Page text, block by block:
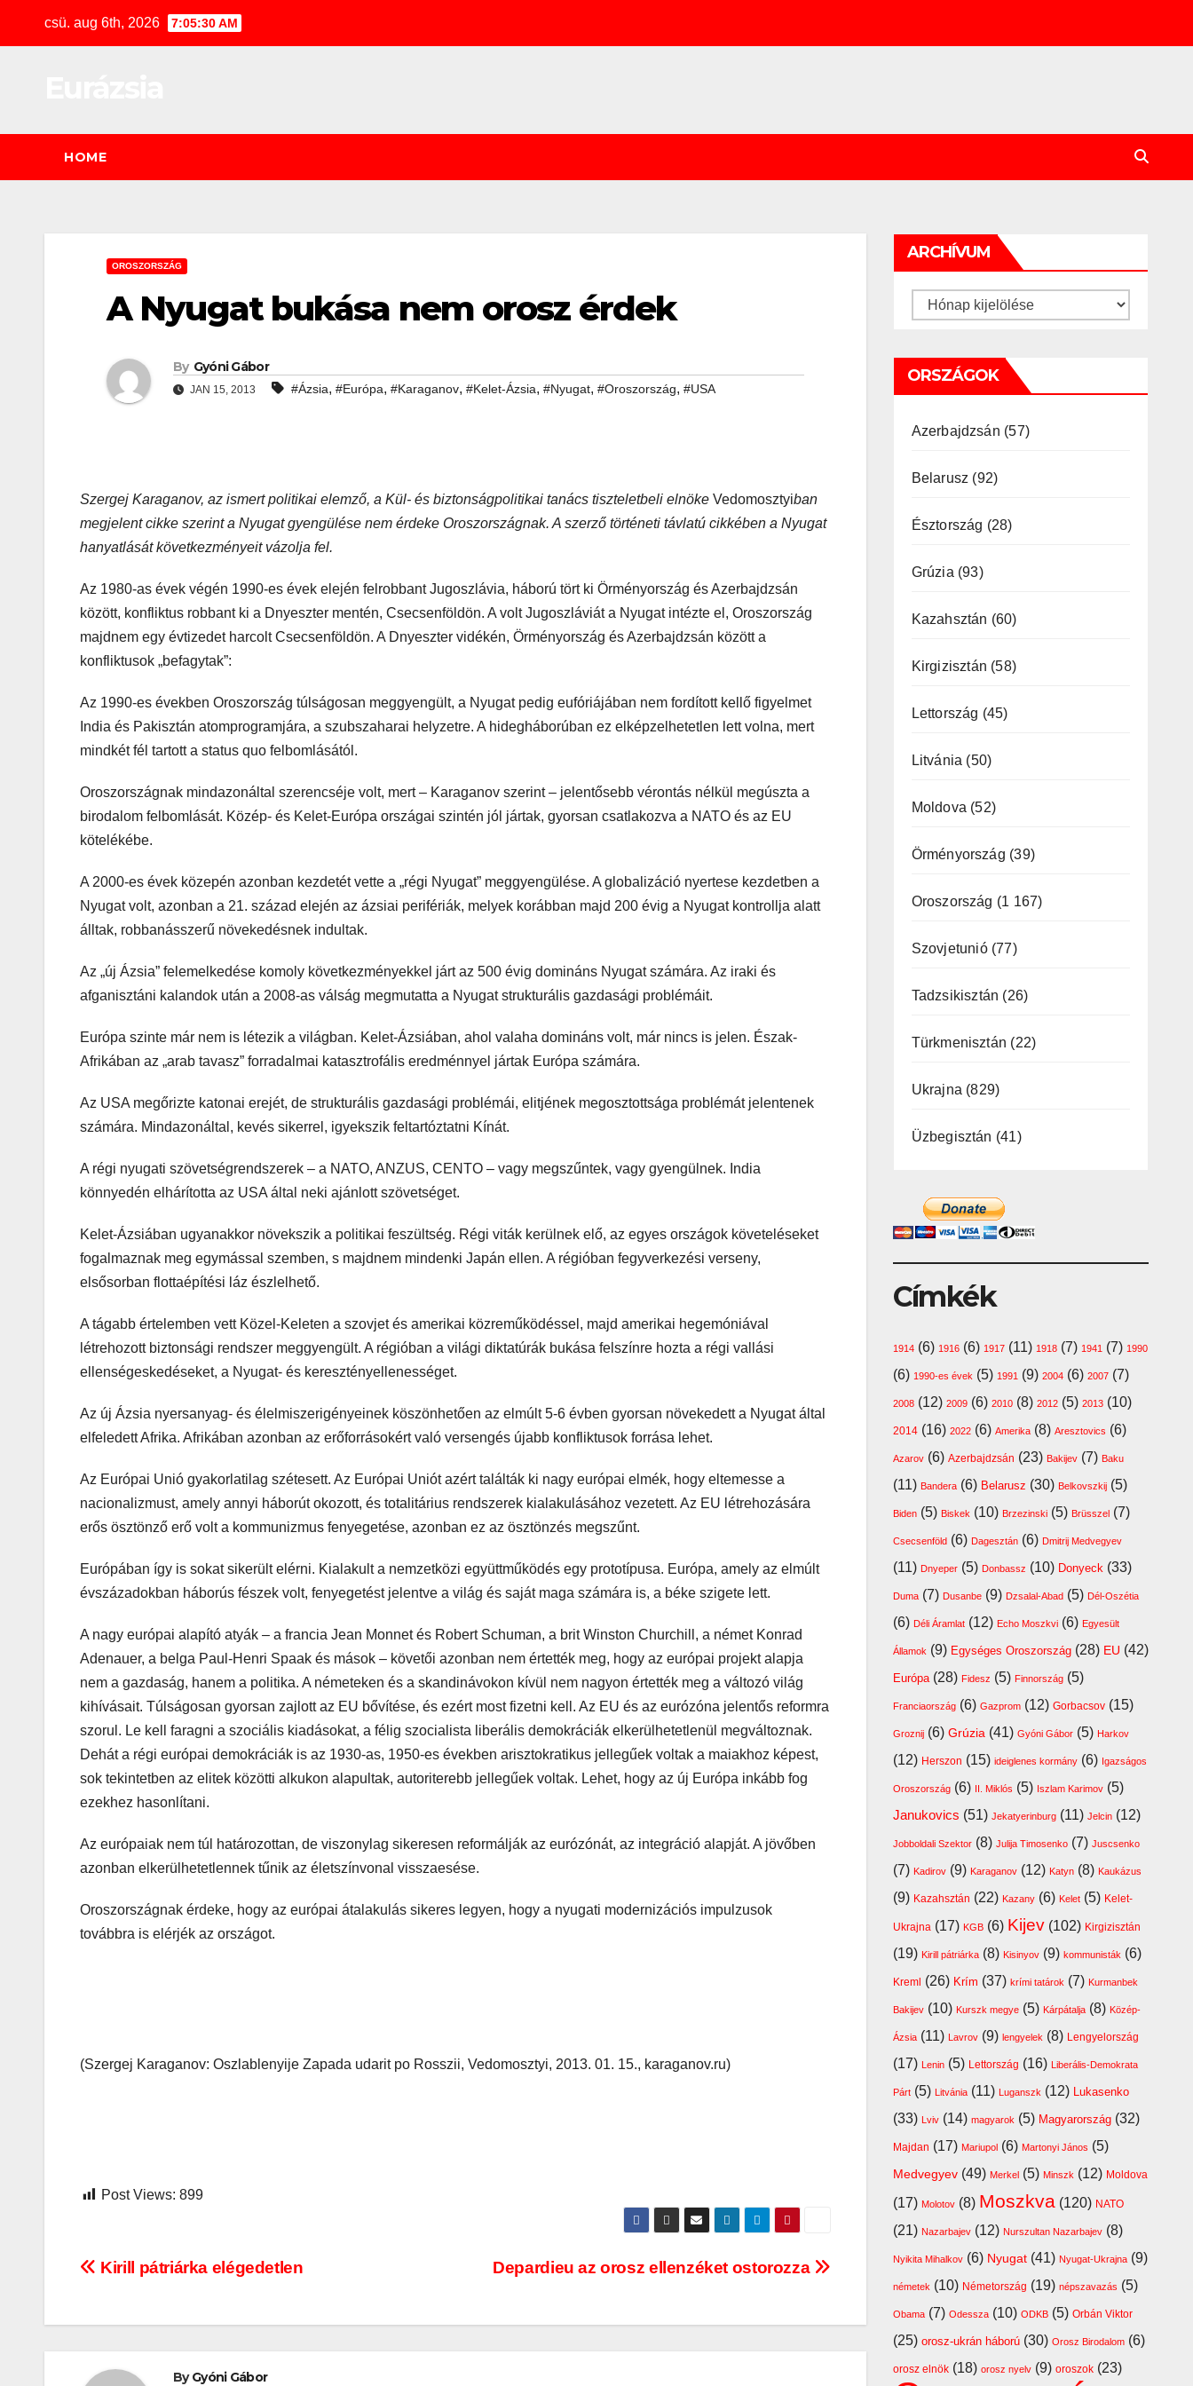
csü. aug 6th, 2026 7:05:31 AM
HOME
OROSZORSZÁG
A Nyugat bukása nem orosz érdek
By Gyóni Gábor
JAN 15, 2013 #Ázsia, #Európa, #Karaganov, #Kelet-Ázsia, #Nyugat, #Oroszország, #USA
Szergej Karaganov, az ismert politikai elemző, a Kül- és biztonságpolitikai tanács tiszteletbeli elnöke Vedomosztyiban
megjelent cikke szerint a Nyugat gyengülése nem érdeke Oroszországnak. A szerző történeti távlatú cikkében a Nyugat
hanyatlását következményeit vázolja fel.
Az 1980-as évek végén 1990-es évek elején felrobbant Jugoszlávia, háború tört ki Örményország és Azerbajdzsán
között, konfliktus robbant ki a Dnyeszter mentén, Csecsenföldön. A volt Jugoszláviát a Nyugat intézte el, Oroszország
majdnem egy évtizedet harcolt Csecsenföldön. A Dnyeszter vidékén, Örményország és Azerbajdzsán között a
konfliktusok „befagytak”:
Az 1990-es években Oroszország túlságosan meggyengült, a Nyugat pedig eufóriájában nem fordított kellő figyelmet
India és Pakisztán atomprogramjára, a szubszaharai helyzetre. A hidegháborúban ez elképzelhetetlen lett volna, mert
mindkét fél tartott a status quo felbomlásától.
Oroszországnak mindazonáltal szerencséje volt, mert – Karaganov szerint – jelentősebb vérontás nélkül megúszta a
birodalom felbomlását. Közép- és Kelet-Európa országai szintén jól jártak, gyorsan csatlakozva a NATO és az EU
kötelékébe.
A 2000-es évek közepén azonban kezdetét vette a „régi Nyugat” meggyengülése. A globalizáció nyertese kezdetben a
Nyugat volt, azonban a 21. század elején az ázsiai perifériák, melyek korábban majd 200 évig a Nyugat kontrollja alatt
álltak, robbanásszerű növekedésnek indultak.
Az „új Ázsia” felemelkedése komoly következményekkel járt az 500 évig domináns Nyugat számára. Az iraki és
afganisztáni kalandok után a 2008-as válság megmutatta a Nyugat strukturális gazdasági problémáit.
Európa szinte már nem is létezik a világban. Kelet-Ázsiában, ahol valaha domináns volt, már nincs is jelen. Észak-
Afrikában az „arab tavasz” forradalmai katasztrofális eredménnyel jártak Európa számára.
Az USA megőrizte katonai erejét, de strukturális gazdasági problémái, elitjének megosztottsága problémát jelentenek
számára. Mindazonáltal, kevés sikerrel, igyekszik feltartóztatni Kínát.
A régi nyugati szövetségrendszerek – a NATO, ANZUS, CENTO – vagy megszűntek, vagy gyengülnek. India
könnyedén elhárította az USA által neki ajánlott szövetséget.
Kelet-Ázsiában ugyanakkor növekszik a politikai feszültség. Régi viták kerülnek elő, az egyes országok követeléseket
fogalmaznak meg egymással szemben, s majdnem mindenki Japán ellen. A régióban fegyverkezési verseny,
elsősorban flottaépítési láz észlelhető.
A tágabb értelemben vett Közel-Keleten a szovjet és amerikai közreműködéssel, majd amerikai hegemóniával
létrehozott biztonsági rendszer meggyengült. A régióban a világi diktatúrák bukása felszínre hozta a régi vallási
ellenségeskedéseket, a Nyugat- és keresztényellenességet.
Az új Ázsia nyersanyag- és élelmiszerigényeinek köszönhetően az elmúlt 5-6 évben gyorsan növekedett a Nyugat által
elfeledett Afrika. Afrikában azonban az erőforrásokért való versengés újabb konfliktusok forrása lehet.
Az Európai Unió gyakorlatilag szétesett. Az Európai Uniót azért találták ki nagy európai elmék, hogy eltemesse a
nacionalizmust, amely annyi háborút okozott, és totalitárius rendszerek kialakulásához vezetett. Az EU létrehozására
erős ösztönző erő volt a kommunizmus fenyegetése, azonban ez az ösztönzés megszűnt.
Európában így is sokat sikerült elérni. Kialakult a nemzetközi együttműködés egy prototípusa. Európa, amely az elmúlt
évszázadokban háborús fészek volt, fenyegetést jelentve a világ és saját maga számára is, a béke szigete lett.
A nagy európai alapító atyák – a francia Jean Monnet és Robert Schuman, a brit Winston Churchill, a német Konrad
Adenauer, a belga Paul-Henri Spaak és mások – követői azonban nem értették meg, hogy az európai projekt alapja
nem a gazdaság, hanem a politika. A németeken és a skandinávokon kívül nem nagyon értették meg a változó világ
kihívásait. Túlságosan gyorsan zajlott az EU bővítése, és ezért most fizetni kell. Az EU és az eurózóna jelentős reformra
szorul. Le kell faragni a szociális kiadásokat, a félig szocialista liberális demokráciák elkerülhetetlenül megváltoznak.
Dehát a régi európai demokráciák is az 1930-as, 1950-es években arisztokratikus jellegűek voltak a maiakhoz képest,
sok tekintetben az elitek közötti alkukon alapultak, autoriterebb jellegűek voltak. Lehet, hogy az új Európa inkább fog
ezekhez hasonlítani.
Az európaiak nem túl határozottan, de viszonylag sikeresen reformálják az eurózónát, az integráció alapját. A jövőben
azonban elkerülhetetlennek tűnik az életszínvonal visszaesése.
Oroszországnak érdeke, hogy az európai átalakulás sikeres legyen, hogy a nyugati modernizációs impulzusok
továbbra is elérjék az országot.
(Szergej Karaganov: Oszlablenyije Zapada udarit po Rosszii, Vedomosztyi, 2013. 01. 15., karaganov.ru)
Post Views: 899
Bejegyzés
Depardieu az orosz ellenzéket ostorozza
Kirill pátriárka elégedetlen
ByGyóni Gábor
ARCHÍVUM
Archívum
ORSZÁGOK
Azerbajdzsán (57)
Belarusz (92)
Észtország (28)
Grúzia (93)
Kazahsztán (60)
Kirgizisztán (58)
Lettország (45)
Litvánia (50)
Moldova (52)
Örményország (39)
Oroszország (1 167)
Szovjetunió(77)
Tadzsikisztán (26)
Türkmenisztán (22)
Ukrajna (829)
Üzbegisztán (41)
Címkék
1914(6) 1916(6) 1917(11) 1918(7) 1941 (7) 1990
(6) 1990-es évek (5) 1991 (9) 2004(6) 2007(7)
2008(12) 2009(6) 2010(8) 2012(5) 2013(10)
2014(16) 2022(6) Amerika(8) Aresztovics (6)
Azarov(6) Azerbajdzsán (23) Bakijev(7) Baku
(11) Bandera(6) Belarusz (30) Belkovszkij(5)
Biden(5) Biskek (10) Brzezinski(5) Brüsszel(7)
Csecsenföld(6) Dagesztán(6) Dmitrij Medvegyev
(11) Dnyeper(5) Donbassz (10) Donyeck (33)
Duma(7) Dusanbe(9) Dzsalal-Abad(5) Dél-Oszétia
(6) Déli Áramlat(12) Echo Moszkvi(6) Egyesült
Államok (9) Egységes Oroszország(28) EU (42)
Európa(28) Fidesz (5) Finnország(5)
Franciaország(6) Gazprom(12) Gorbacsov(15)
Groznij(6) Grúzia (41) Gyóni Gábor(5) Harkov
(12) Herszon (15) ideiglenes kormány(6) Igazságos
Oroszország(6) II. Miklós (5) Iszlam Karimov(5)
Janukovics (51) Jekatyerinburg(11) Jelcin(12)
Jobboldali Szektor(8) Julija Timosenko(7) Juscsenko
(7) Kadirov(9) Karaganov(12) Katyn(8) Kaukázus
(9) Kazahsztán (22) Kazany(6) Kelet(5) Kelet-
Ukrajna (17) KGB(6) Kijev(102) Kirgizisztán
(19) Kirill pátriárka(8) Kisinyov(9) kommunisták (6)
Kreml (26) Krím (37) krími tatárok (7) Kurmanbek
Bakijev(10) Kurszk megye(5) Kárpátalja(8) Közép-
Ázsia(11) Lavrov(9) lengyelek (8) Lengyelország
(17) Lenin(5) Lettország (16) Liberális-Demokrata
Párt(5) Litvánia(11) Luganszk (12) Lukasenko
(33) Lviv(14) magyarok (5) Magyarország(32)
Majdan (17) Mariupol(6) Martonyi János (5)
Medvegyev(49) Merkel(5) Minszk (12) Moldova
(17) Molotov(8) Moszkva(120) NATO
(21) Nazarbajev(12) Nurszultan Nazarbajev(8)
Nyikita Mihalkov(6) Nyugat(41) Nyugat-Ukrajna(9)
németek (10) Németország (19) népszavazás (5)
Obama(7) Odessza(10) ODKB(5) Orbán Viktor
(25) orosz-ukrán háború(30) Orosz Birodalom(6)
orosz elnök(18) orosz nyelv(9) oroszok(23)